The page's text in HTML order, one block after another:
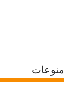
منوعات